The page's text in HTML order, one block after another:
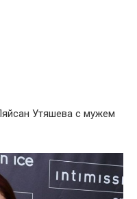
Утяшева с мужем